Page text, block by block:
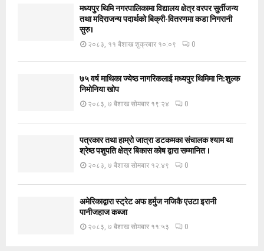
मध्यपुर थिमि नगरपालिकामा विद्यालय क्षेत्र वरपर सुर्तीजन्य
तथा मदिराजन्य पदार्थको बिक्री-वितरणमा कडा निगरानी
सुरु।
२०८३, ११ बैशाख शुक्रबार १०:०९ 0
७५ वर्ष माथिका ज्येष्ठ नागरिकलाई मध्यपुर थिमिमा नि:शुल्क
निमोनिया खोप
२०८३, ७ बैशाख सोमबार १९:२४ 0
पत्रकार तथा हाम्रो जात्रा डटकमका संचालक श्याम था
श्रेष्ठ पशुपति क्षेत्र बिकास कोष द्वारा सम्मानित ।
२०८३, ७ बैशाख सोमबार १२:४९ 0
अमेरिकाद्वारा स्ट्रेट अफ हर्मुज नजिकै एउटा इरानी
पानीजहाज कब्जा
२०८३, ७ बैशाख सोमबार ११:५३ 0